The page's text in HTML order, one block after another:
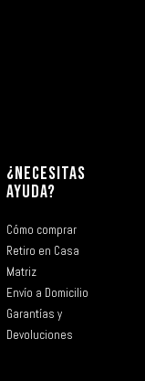
¿NECESITAS
AYUDA?
Cómo comprar
Retiro en Casa
Matriz
Envío a Domicilio
Garantías y
Devoluciones